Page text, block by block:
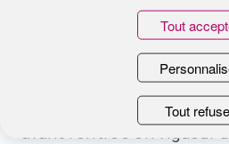
indiquons le DAS des
commercialisons, dans
brochures et sur nos
Jean-Marie Danjou. Nous
avant l’entrée en
Tout
Tout